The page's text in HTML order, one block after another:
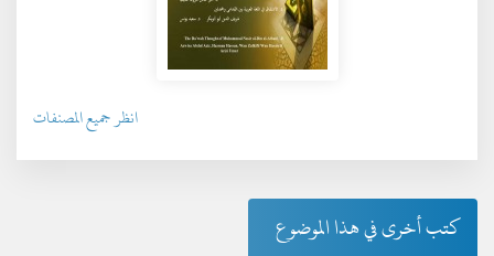
انظر جميع المصنفات
كتب أخرى في هذا الموضوع